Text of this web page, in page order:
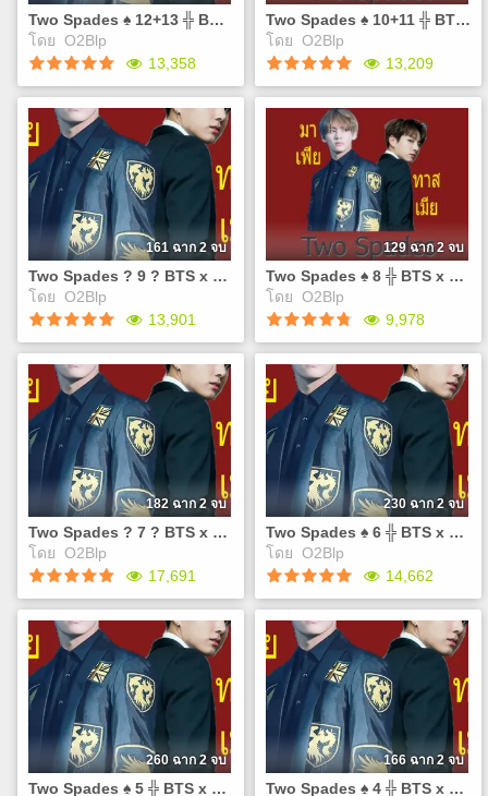
มาเฟีย "เหนือมาเฟียยังมีมนุษย์
เมียเช่นกัน" T-T ชีวิตมันเศร้า
ลิ้ง E-Book
http://www.mebmarket.com/index.php?
❤`•.¸¸.•❤`•.¸¸.• ช่องทางติดต่อ
และทวงฟิคกับไรท์ Twitter :
@sinBluePrincess Facebook
:
https://www.facebook.com/groups/402309293623614/
❤`•.¸¸.•❤`•.¸¸.•
มาเฟีย "เหนือมาเฟียยังมีมนุษย์
เมียเช่นกัน" T-T ชีวิตมันเศร้า
ลิ้ง E-Book
http://www.mebmarket.com/
❤`•.¸¸.•❤`•.¸¸.• ช่องทางติดต่อ
และทวงฟิคกับไรท์ Twitter :
@sinBluePrincess Facebook
https://www.facebook.com/
❤`•.¸¸.•❤`•.¸¸.•
Two Spades ♠ 12+13 ╬ BTS x You ╬ #มาเฟียทาสเมีย
โดย O2Blp
13,358
Two Spades ♠ 12+13 ╬
BTS x You ╬ #มาเฟียทาส
เมีย
เจอ'มาเฟีย'ก็เหมือนความ
ตายอยู่ตรงหน้า แต่บางคนอาจ
เคยได้ยินคำพูดที่ว่า"เหนือจอม
ยุทธยังมีมนุษย์เมีย" แต่ผมเป็น
มาเฟีย "เหนือมาเฟียยังมีมนุษย์
เมียเช่นกัน" T-T ชีวิตมันเศร้า
ลิ้ง E-Book
http://www.mebmarket.com/index.php?
❤`•.¸¸.•❤`•.¸¸.• ช่องทางติดต่อ
และทวงฟิคกับไรท์ Twitter :
@sinBluePrincess Facebook
:
https://www.facebook.com/groups/402309293623614/
❤`•.¸¸.•❤`•.¸¸.•
Two Spades ♠ 10+11 ╬ BTS x You ╬ #มาเฟียทาสเมีย
โดย O2Blp
13,209
Two Spades ♠ 10+11 ╬ BTS
x You ╬ #มาเฟียทาสเมีย
NC :
http://www.tunwalai.com/
dont-smile-on-me-for-you ลิ้ง
E-Book
http://www.mebmarket.com/
❤`•.¸¸.•❤`•.¸¸.• ช่องทางติดต่อ
และทวงฟิคกับไรท์ Twitter :
@sinBluePrincess Facebook
:
https://www.facebook.com/
❤`•.¸¸.•❤`•.¸¸.•
Two Spades ? 9 ? BTS x You ? #มาเฟียทาสเมีย
โดย O2Blp
161 ฉาก 2 จบ
13,901
Two Spades ? 9 ? BTS x
You ? #มาเฟียทาสเมีย
NC :
http://www.tunwalai.com/chapter/2171477/
caramel-macchiato-
ลิ้ง Pre-Order เล่ม :
https://drive.google.com/open?
id=1ZUcl5kHDclB_tqK3kTsSWTyBX8FwMIlX0ZmmdUuYa3s
?`?.??.??`?.??.? ช่องทาง
ติดต่อและทวงฟิคกับไรท์
Twitter : @sinBluePrincess
Facebook :
https://www.facebook.com/groups/402309293623614/
?`?.??.??`?.??.?
Two Spades ♠ 8 ╬ BTS x You ╬ #มาเฟียทาสเมีย
โดย O2Blp
129 ฉาก 2 จบ
9,978
Two Spades ♠ 8 ╬ BTS x
You ╬ #มาเฟียทาสเมีย
ลิ้ง Pre-Order เล่ม :
https://drive.google.com/open?
❤`•.¸¸.•❤`•.¸¸.• ช่องทางติดต่อ
และทวงฟิคกับไรท์ Twitter :
@sinBluePrincess Facebook
:
https://www.facebook.com/
❤`•.¸¸.•❤`•.¸¸.•
Two Spades ? 7 ? BTS x You ? #มาเฟียทาสเมีย
โดย O2Blp
182 ฉาก 2 จบ
17,691
Two Spades ? 7 ? BTS x
You ? #มาเฟียทาสเมีย
ลิ้ง Pre-Order เล่ม :
https://drive.google.com/open?
id=1ZUcl5kHDclB_tqK3kTsSWTyBX8FwMIlX0ZmmdUuYa3s
?`?.??.??`?.??.? ใคร
เล่นBTSWorld มาเป็นเพื่อนกัน
นะคะ WLNSUA6 ??อันนี้โค็ด
Two Spades ♠ 6 ╬ BTS x You ╬ #มาเฟียทาสเมีย
โดย O2Blp
230 ฉาก 2 จบ
14,662
Two Spades ♠ 6 ╬ BTS x
You ╬ #มาเฟียทาสเมีย
ลิ้ง Pre-Order เล่ม :
https://drive.google.com/open?
❤`•.¸¸.•❤`•.¸¸.• ใคร
เล่นBTSWorld มาเป็นเพื่อนกัน
นะคะ WLNSUA6 ⬅️อันนี้โค็ด
Two Spades ♠ 5 ╬ BTS x You ╬ #มาเฟียทาสเมีย
260 ฉาก 2 จบ
Two Spades ♠ 4 ╬ BTS x You ╬ #มาเฟียทาสเมีย
166 ฉาก 2 จบ